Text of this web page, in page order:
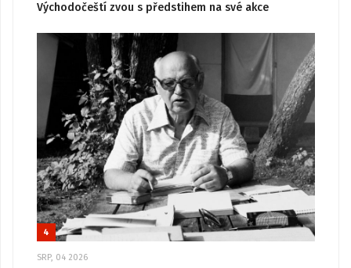
Východočeští zvou s předstihem na své akce
4
SRP, 04 2026